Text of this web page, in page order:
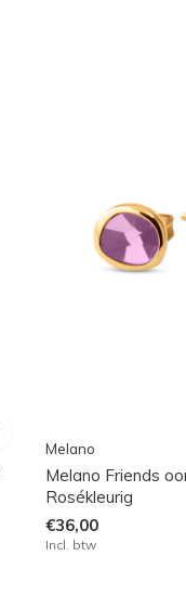
Melano
Melano Friends
Rosékleurig
€36,00
Incl. btw